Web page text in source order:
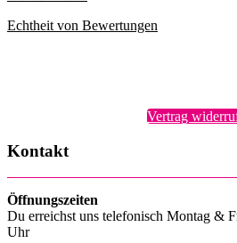
Echtheit von Bewertungen
Vertrag
Kontakt
Öffnungszeiten
Du erreichst uns telefonisch Montag &
Uhr